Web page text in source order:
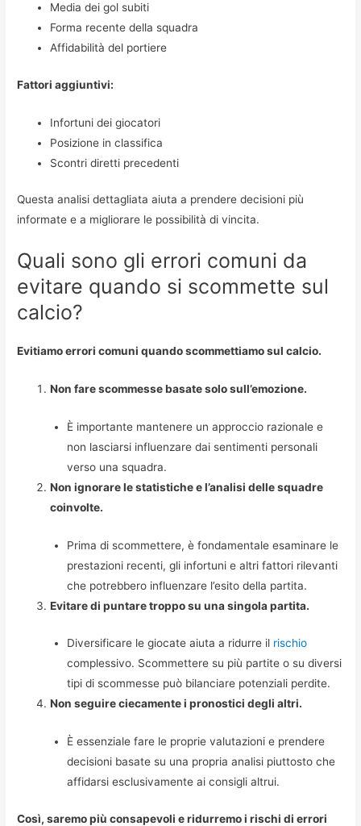
Media dei gol subiti
Forma recente della squadra
Affidabilità del portiere
Fattori aggiuntivi:
Infortuni dei giocatori
Posizione in classifica
Scontri diretti precedenti
Questa analisi dettagliata aiuta a prendere decisioni più
informate e a migliorare le possibilità di vincita.
Quali sono gli errori comuni da
evitare quando si scommette sul
calcio?
Evitiamo errori comuni quando scommettiamo sul calcio.
Non fare scommesse basate solo sull’emozione.
È importante mantenere un approccio razionale e
non lasciarsi influenzare dai sentimenti personali
verso una squadra.
Non ignorare le statistiche e l’analisi delle squadre
coinvolte.
Prima di scommettere, è fondamentale esaminare le
prestazioni recenti, gli infortuni e altri fattori rilevanti
che potrebbero influenzare l’esito della partita.
Evitare di puntare troppo su una singola partita.
Diversificare le giocate aiuta a ridurre il rischio
complessivo. Scommettere su più partite o su diversi
tipi di scommesse può bilanciare potenziali perdite.
Non seguire ciecamente i pronostici degli altri.
È essenziale fare le proprie valutazioni e prendere
decisioni basate su una propria analisi piuttosto che
affidarsi esclusivamente ai consigli altrui.
Così, saremo più consapevoli e ridurremo i rischi di errori